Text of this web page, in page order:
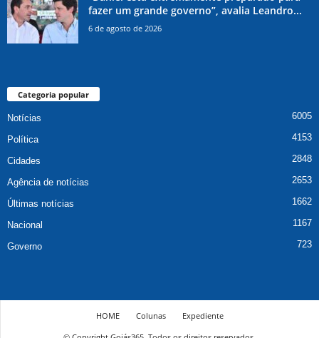
fazer um grande governo”, avalia Leandro...
6 de agosto de 2026
Categoria popular
Notícias 6005
Política 4153
Cidades 2848
Agência de notícias 2653
Últimas notícias 1662
Nacional 1167
Governo 723
HOME Colunas
Expediente